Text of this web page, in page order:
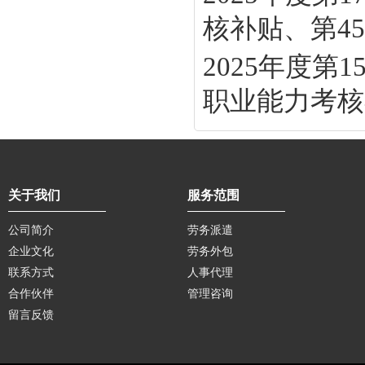
核补贴、第
2025年度第
职业能力考
关于我们
公司简介
企业文化
联系方式
合作伙伴
留言反馈
服务范围
劳务派遣
劳务外包
人事代理
管理咨询